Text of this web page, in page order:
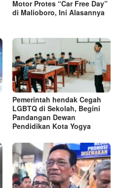
Motor Protes “Car Free Day”
di Malioboro, Ini Alasannya
Pemerintah hendak Cegah
LGBTQ di Sekolah, Begini
Pandangan Dewan
Pendidikan Kota Yogya